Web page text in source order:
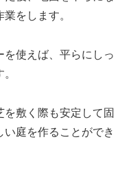
をします。
使えば、平らにしっ
敷く際も安定して固
庭を作ることができ